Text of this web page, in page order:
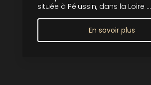
située à Pélussin, dans la Loire ...
En savoir plus